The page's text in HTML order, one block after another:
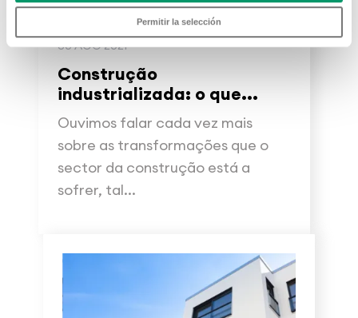
Permitir la selección
30 AGO 2021
Construção
industrializada: o que...
Ouvimos falar cada vez mais
sobre as transformações que o
sector da construção está a
sofrer, tal...